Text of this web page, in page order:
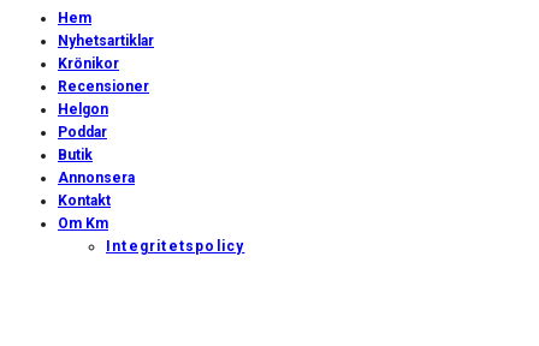
Hem
Nyhetsartiklar
Krönikor
Recensioner
Helgon
Poddar
Butik
Annonsera
Kontakt
Om Km
Integritetspolicy